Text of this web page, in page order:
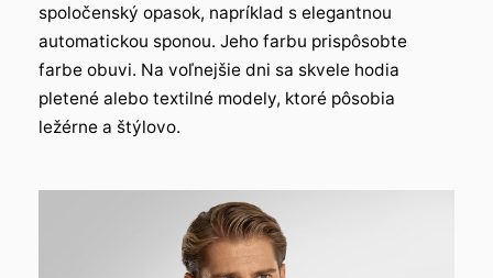
spoločenský opasok, napríklad s elegantnou
automatickou sponou. Jeho farbu prispôsobte
farbe obuvi. Na voľnejšie dni sa skvele hodia
pletené alebo textilné modely, ktoré pôsobia
ležérne a štýlovo.